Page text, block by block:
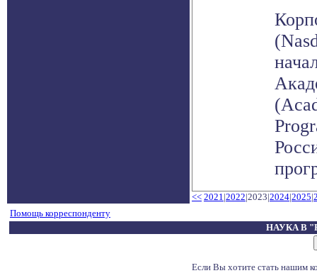
<< 2021|2022|2023|2024|2025|
Помощь корреспонденту
НАУКА В
Если Вы хотите стать нашим